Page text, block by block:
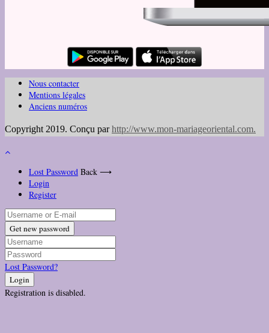
Nous contacter
Mentions légales
Anciens numéros
Copyright 2019. Conçu parhttp://www.mon-mariageoriental.com.
Lost Password Back ⟶
Login
Register
Get new password
Lost Password?
Login
Registration is disabled.